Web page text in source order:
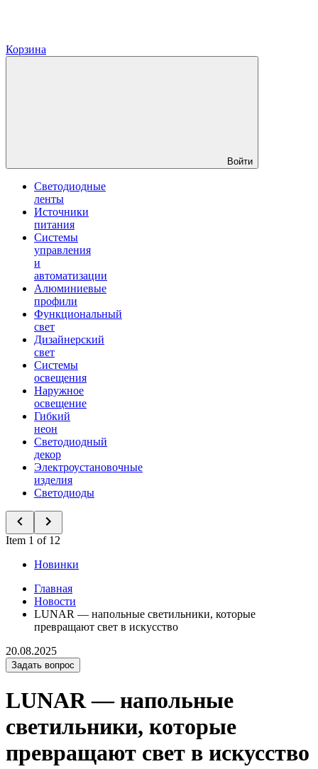
Корзина
Войти
Светодиодные
ленты
Источники
питания
Системы
управления
и
автоматизации
Алюминиевые
профили
Функциональный
свет
Дизайнерский
свет
Системы
освещения
Наружное
освещение
Гибкий
неон
Светодиодный
декор
Электроустановочные
изделия
Светодиоды
Item 1 of 12
Новинки
Главная
Новости
LUNAR — напольные светильники, которые
превращают свет в искусство
20.08.2025
Задать вопрос
LUNAR — напольные
светильники, которые
превращают свет в искусство